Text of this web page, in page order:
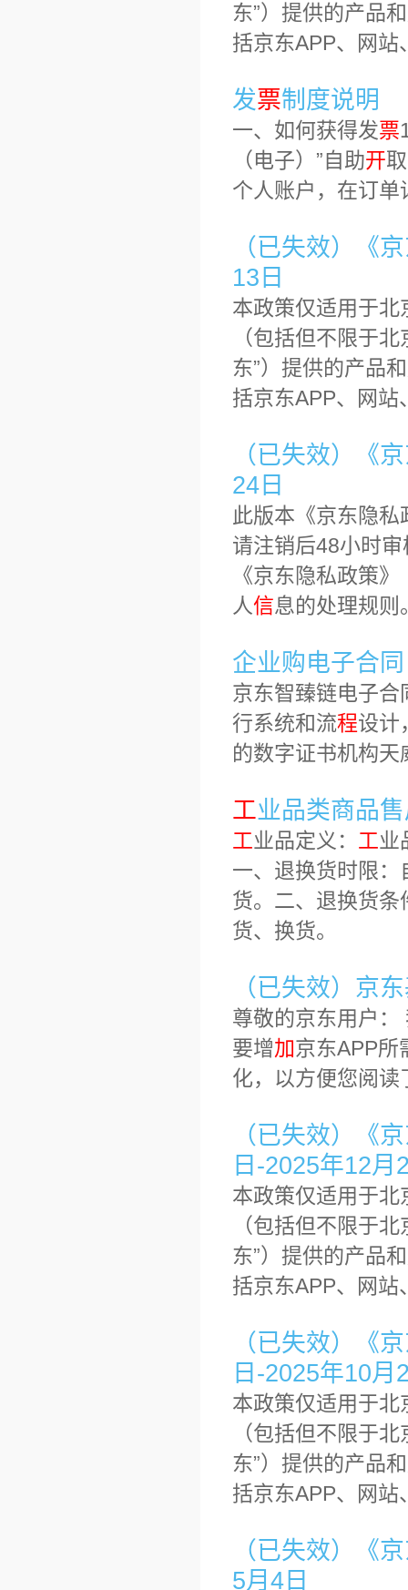
东”）提供的产品
括京东APP、网站
发票制度说明
一、如何获得发票
（电子）”自助开
个人账户，在订单
（已失效）《
13日
本政策仅适用于
（包括但不限于
东”）提供的产品
括京东APP、网站
（已失效）《
24日
此版本《京东隐
请注销后48小时
《京东隐私政策
人信息的处理规则
企业购电子合同
京东智臻链电子
行系统和流程设计
的数字证书机构
工业品类商品
工业品定义： 工业
一、退换货时限
货。二、退换货
货、换货。
（已失效）京
尊敬的京东用户
要增加京东APP所
化，以方便您阅读
（已失效）《
日-2025年12月
本政策仅适用于
（包括但不限于
东”）提供的产品
括京东APP、网站
（已失效）《
日-2025年10月
本政策仅适用于
（包括但不限于
东”）提供的产品
括京东APP、网站
（已失效）《
5月4日